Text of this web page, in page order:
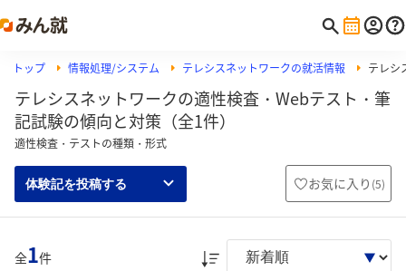
トップ 情報処理/システム テレシスネットワークの就活情報 テレシ
テレシスネットワークの適性検査・Webテスト・筆
記試験の傾向と対策（全1件）
適性検査・テストの種類・形式
体験記を投稿する お気に入り (5)
全1件